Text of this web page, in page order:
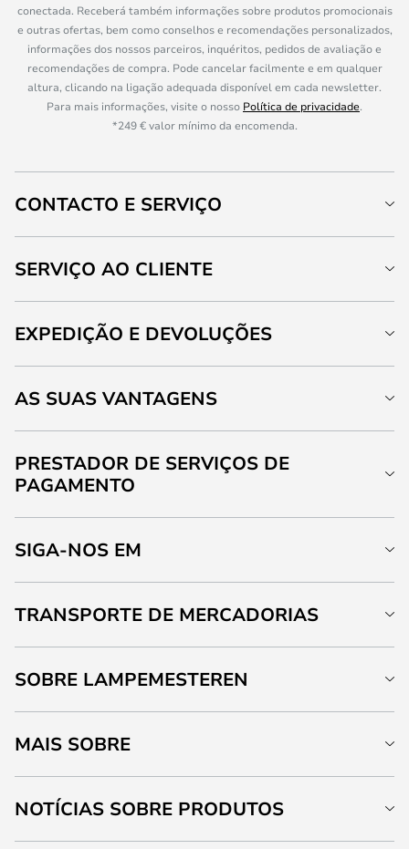
conectada. Receberá também informações sobre produtos promocionais
e outras ofertas, bem como conselhos e recomendações personalizados,
informações dos nossos parceiros, inquéritos, pedidos de avaliação e
recomendações de compra. Pode cancelar facilmente e em qualquer
altura, clicando na ligação adequada disponível em cada newsletter.
Para mais informações, visite o nosso Política de privacidade.
*249 € valor mínimo da encomenda.
CONTACTO E SERVIÇO
SERVIÇO AO CLIENTE
EXPEDIÇÃO E DEVOLUÇÕES
AS SUAS VANTAGENS
PRESTADOR DE SERVIÇOS DE
PAGAMENTO
SIGA-NOS EM
TRANSPORTE DE MERCADORIAS
SOBRE LAMPEMESTEREN
MAIS SOBRE
NOTÍCIAS SOBRE PRODUTOS